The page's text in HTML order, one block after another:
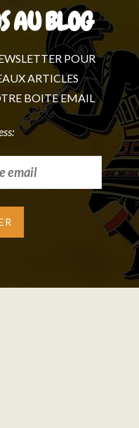
AU BLOG
POUR
ARTICLES
BOITE EMAIL